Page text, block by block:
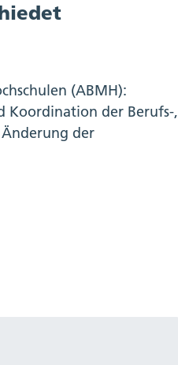
(ABMH):
Koordination der Berufs-,
der